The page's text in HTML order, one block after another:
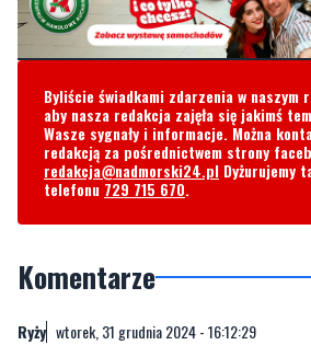
Byliście świadkami zdarzenia w naszym
aby nasza redakcja zajęła się jakimś
Wasze sygnały i informacje. Można
redakcją za pośrednictwem strony
redakcja@nadmorski24.pl Dyżurujemy
telefonu 729 715 670.
Komentarze
Ryży wtorek, 31 grudnia 2024 - 16:12:29